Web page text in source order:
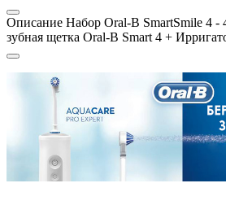
Описание Набор Oral-B SmartSmile 4 -
зубная щетка Oral-B Smart 4 +